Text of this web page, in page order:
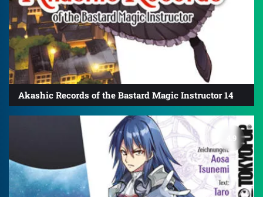
Akashic Records of the Bastard Magic Instructor 14
4.9